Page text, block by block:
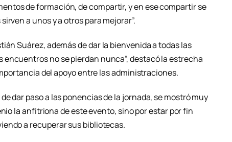
de formación, de compartir, y en ese compartir se
a unos y a otros para mejorar”.
Suárez, además de dar la bienvenida a todas las
encuentros no se pierdan nunca”, destacó la estrecha
del apoyo entre las administraciones.
dar paso a las ponencias de la jornada, se mostró muy
la anfitriona de este evento, sino por estar por fin
a recuperar sus bibliotecas.